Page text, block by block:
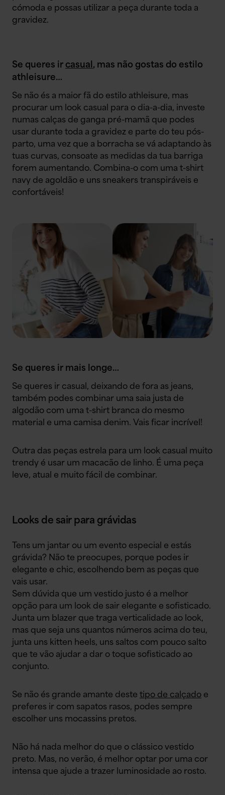
cómoda e possas utilizar a peça durante toda a
gravidez.
Se queres ir casual , mas não gostas do estilo
athleisure…
Se não és a maior fã do estilo athleisure, mas
procurar um look casual para o dia-a-dia, investe
numas calças de ganga pré-mamã que podes
usar durante toda a gravidez e parte do teu pós-
parto, uma vez que a borracha se vá adaptando às
tuas curvas, consoate as medidas da tua barriga
forem aumentando. Combina-o com uma t-shirt
navy de agoldão e uns sneakers transpiráveis e
confortáveis!
Se queres ir mais longe…
Se queres ir casual, deixando de fora as jeans,
também podes combinar uma saia justa de
algodão com uma t-shirt branca do mesmo
material e uma camisa denim. Vais ficar incrível!
Outra das peças estrela para um look casual muito
trendy é usar um macacão de linho. É uma peça
leve, atual e muito fácil de combinar.
Looks de sair para grávidas
Tens um jantar ou um evento especial e estás
grávida? Não te preocupes, porque podes ir
elegante e chic, escolhendo bem as peças que
vais usar.
Sem dúvida que um vestido justo é a melhor
opção para um look de sair elegante e sofisticado.
Junta um blazer que traga verticalidade ao look,
mas que seja uns quantos números acima do teu,
junta uns kitten heels, uns saltos com pouco salto
que te vão ajudar a dar o toque sofisticado ao
conjunto.
Se não és grande amante deste tipo de calçado e
preferes ir com sapatos rasos, podes sempre
escolher uns mocassins pretos.
Não há nada melhor do que o clássico vestido
preto. Mas, no verão, é melhor optar por uma cor
intensa que ajude a trazer luminosidade ao rosto.